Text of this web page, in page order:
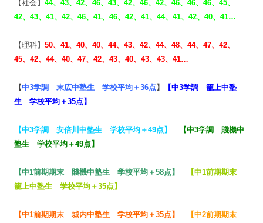
【社会】 44、43、42、46、43、42、46、42、46、46、46、45、
42、43、41、42、46、41、46、42、41、44、41、42、40、41…
【理科】 50、41、40、40、44、43、42、44、48、44、47、 42、
45、42、44、40、47、42、43、40、43、43、41…
【中3学調 末広中塾生 学校平均＋36点】 【中3学調 籠上中塾
生 学校平均＋35点】
【中3学調 安倍川中塾生 学校平均＋49点】 【中3学調 賤機中
塾生 学校平均＋49点】
【中1前期期末 賤機中塾生 学校平均＋58点】 【中1前期期末
籠上中塾生 学校平均＋35点】
【中1前期期末 城内中塾生 学校平均＋35点】 【中2前期期末